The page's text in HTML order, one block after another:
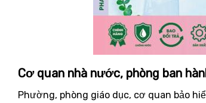
Cơ quan nhà nước, phòng ban
Phường, phòng giáo dục, cơ quan bảo